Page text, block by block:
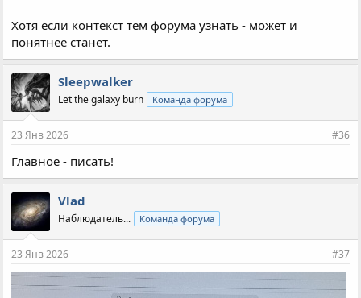
Хотя если контекст тем форума узнать - может и
понятнее станет.
Sleepwalker
Let the galaxy burn Команда форума
23 Янв 2026 #36
Главное - писать!
Vlad
Наблюдатель... Команда форума
23 Янв 2026 #37